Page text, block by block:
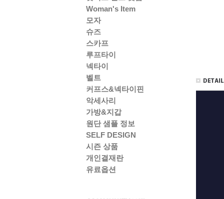
Woman's Item
모자
슈즈
스카프
루프타이
넥타이
벨트
커프스&넥타이핀
악세사리
가방&지갑
원단 샘플 정보
SELF DESIGN
시즌 상품
개인결재란
유료옵션